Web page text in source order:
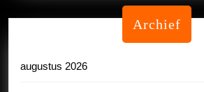
Archief
augustus 2026